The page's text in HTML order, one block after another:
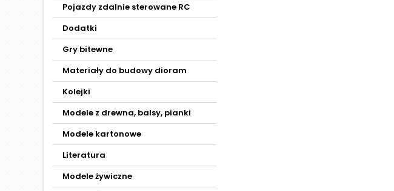
Pojazdy zdalnie sterowane RC
Dodatki
Gry bitewne
Materiały do budowy dioram
Kolejki
Modele z drewna, balsy, pianki
Modele kartonowe
Literatura
Modele żywiczne